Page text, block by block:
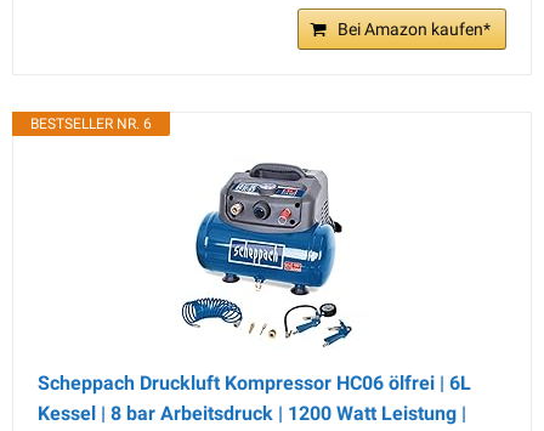
Bei Amazon kaufen*
BESTSELLER NR. 6
Scheppach Druckluft Kompressor HC06 ölfrei | 6L
Kessel | 8 bar Arbeitsdruck | 1200 Watt Leistung |